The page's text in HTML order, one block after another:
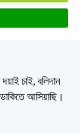
চাই, বলিদান
আসিয়াছি।